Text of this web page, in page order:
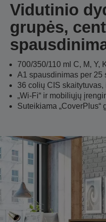
Vidutinio
grupės,
700/350/110 ml C, M, Y,
A1 spausdinimas per 25
36 colių CIS skaitytuvas,
„Wi-Fi“ ir mobiliųjų
Suteikiama „CoverPlus“